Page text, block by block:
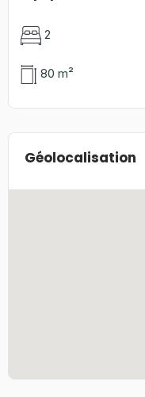
2
80 m²
Géolocalisation